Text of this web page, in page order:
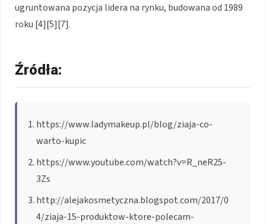
ugruntowana pozycja lidera na rynku, budowana od 1989
roku [4][5][7].
Źródła:
https://www.ladymakeup.pl/blog/ziaja-co-
warto-kupic
https://www.youtube.com/watch?v=R_neR25-
3Zs
http://alejakosmetyczna.blogspot.com/2017/0
4/ziaja-15-produktow-ktore-polecam-